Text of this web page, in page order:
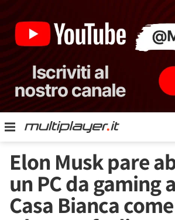
Elon Musk pare
un PC da gaming
Casa Bianca